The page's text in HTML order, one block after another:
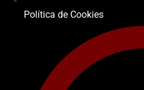
Política de Cookies